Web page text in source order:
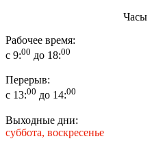
Часы
Рабочее время:
с 9:00 до 18:00
Перерыв:
с 13:00 до 14:00
Выходные дни:
суббота, воскресенье